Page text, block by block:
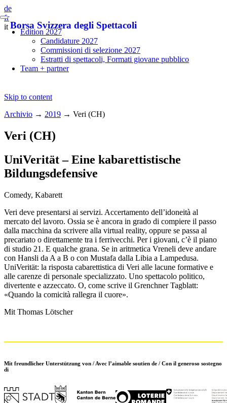
de
fr
it Borsa Svizzera degli Spettacoli
Skip to content
Edition 2027
Candidature 2027
Commissioni di selezione 2027
Estratti di spettacoli, Formati giovane pubblico
Team + partner
Archivio → 2019 → Veri (CH)
Veri (CH)
UniVerität – Eine kabarettistische
Bildungsdefensive
Comedy, Kabarett
Veri deve presentarsi ai servizi. Accertamento dell’idoneità al
mercato del lavoro. Ossia se è ancora in grado di compiere il passo
dalla macchina da scrivere alla virtual reality, oppure se passa al
precariato o direttamente tra i ferrivecchi. Per i giovani, c’è il piano
di studio 21. E qualche grana. Se in aritmetica Vreneli deve andare
con Hansli da A a B o con Mustafa dalla Libia a Lampedusa.
UniVerität: la risposta cabarettistica di Veri alle lacune formative e
alle carenze di personale specializzato. Uno spettacolo politico,
divertente e azzeccato. O, come scrive il Grenchner Tagblatt:
«Quando la comicità rallegra il cuore».
Mit Thomas Lötscher
Mit freundlicher Unterstützung von / Avec l’aimable soutien de / Con il generoso sostegno
di